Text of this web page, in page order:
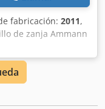
fabricación: 2011,
de zanja Ammann
2011, 685
radio control y
(aceite, filtro de
es de fabricación